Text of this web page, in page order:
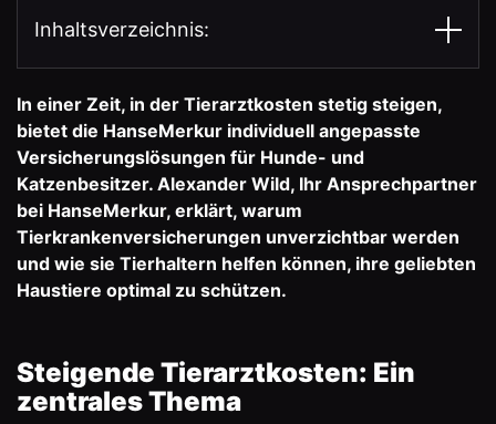
Inhaltsverzeichnis:
In einer Zeit, in der Tierarztkosten stetig steigen,
bietet die HanseMerkur individuell angepasste
Versicherungslösungen für Hunde- und
Katzenbesitzer. Alexander Wild, Ihr Ansprechpartner
bei HanseMerkur, erklärt, warum
Tierkrankenversicherungen unverzichtbar werden
und wie sie Tierhaltern helfen können, ihre geliebten
Haustiere optimal zu schützen.
Steigende Tierarztkosten: Ein
zentrales Thema